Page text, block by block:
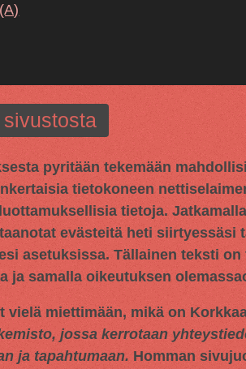
(A)
sivustosta
pyritään tekemään
tietokoneen
tietoja.
evästeitä heti
asetuksissa. Tällainen teksti
ja samalla oikeutuksen
vielä miettimään, mikä on
jossa kerrotaan
ja tapahtumaan. Homman